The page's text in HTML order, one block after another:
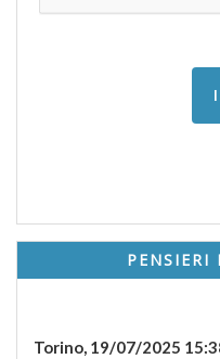
PENSIERI
Torino, 19/07/2025